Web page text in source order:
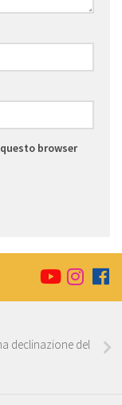
browser
declinazione del